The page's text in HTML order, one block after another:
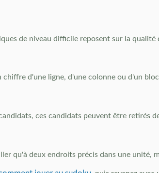
de niveau difficile reposent sur la qualité
d'une ligne, d'une colonne ou d'un
ces candidats peuvent être retirés
qu'à deux endroits précis dans une unité,